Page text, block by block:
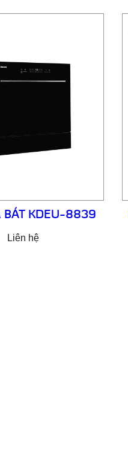
BÁT KDEU-8839
Liên hệ